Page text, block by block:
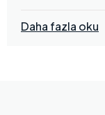
Daha fazla oku